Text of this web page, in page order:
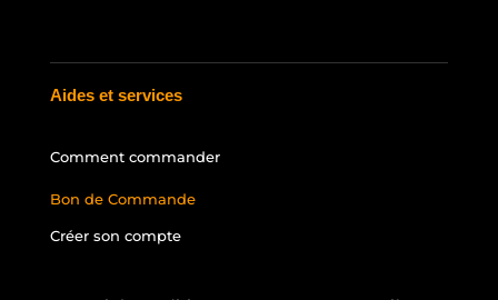
Aides et services
Comment commander
Bon de Commande
Créer son compte